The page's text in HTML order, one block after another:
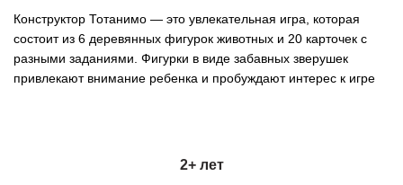
Конструктор Тотанимо — это увлекательная игра, которая
состоит из 6 деревянных фигурок животных и 20 карточек с
разными заданиями. Фигурки в виде забавных зверушек
привлекают внимание ребенка и пробуждают интерес к игре
2+ лет